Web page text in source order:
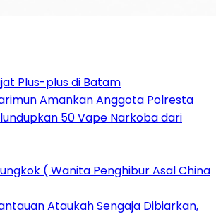
Plus-plus di Batam
Amankan Anggota Polresta
50 Vape Narkoba dari
( Wanita Penghibur Asal China
Ataukah Sengaja Dibiarkan,